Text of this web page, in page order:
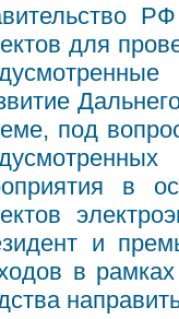
для
под
в
и
в